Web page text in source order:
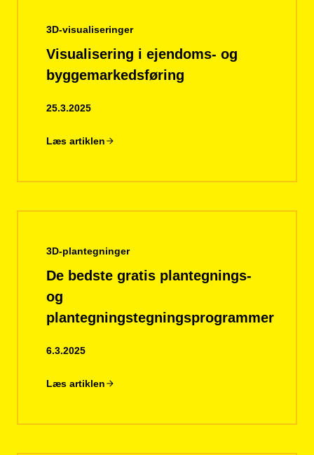
3D-visualiseringer
Visualisering i ejendoms- og
byggemarkedsføring
25.3.2025
Læs artiklen
3D-plantegninger
De bedste gratis plantegnings-
og
plantegningstegningsprogrammer
6.3.2025
Læs artiklen